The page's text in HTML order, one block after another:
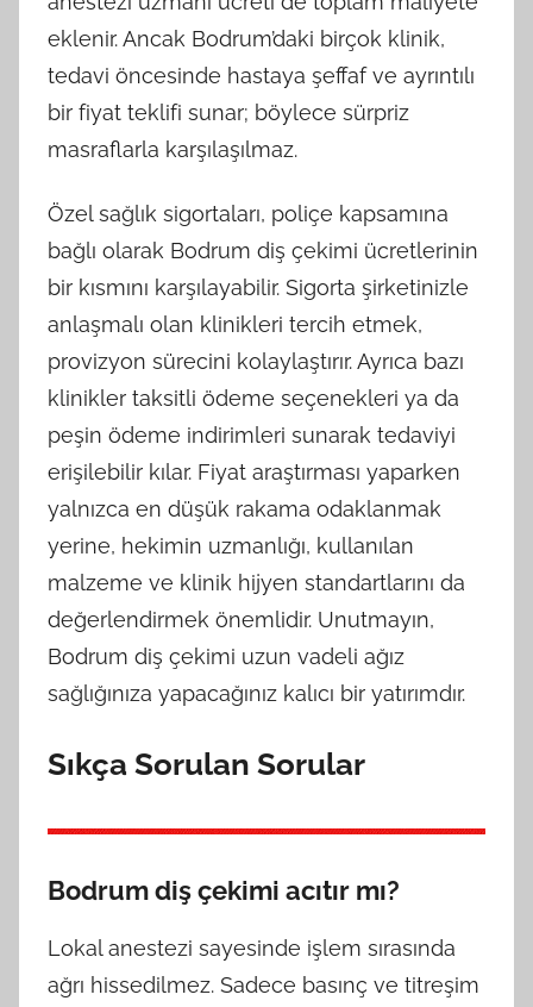
eklenir. Ancak Bodrum’daki birçok klinik,
tedavi öncesinde hastaya şeffaf ve ayrıntılı
bir fiyat teklifi sunar; böylece sürpriz
masraflarla karşılaşılmaz.
Özel sağlık sigortaları, poliçe kapsamına
bağlı olarak Bodrum diş çekimi ücretlerinin
bir kısmını karşılayabilir. Sigorta şirketinizle
anlaşmalı olan klinikleri tercih etmek,
provizyon sürecini kolaylaştırır. Ayrıca bazı
klinikler taksitli ödeme seçenekleri ya da
peşin ödeme indirimleri sunarak tedaviyi
erişilebilir kılar. Fiyat araştırması yaparken
yalnızca en düşük rakama odaklanmak
yerine, hekimin uzmanlığı, kullanılan
malzeme ve klinik hijyen standartlarını da
değerlendirmek önemlidir. Unutmayın,
Bodrum diş çekimi uzun vadeli ağız
sağlığınıza yapacağınız kalıcı bir yatırımdır.
Sıkça Sorulan Sorular
Bodrum diş çekimi acıtır mı?
Lokal anestezi sayesinde işlem sırasında
ağrı hissedilmez. Sadece basınç ve titreşim